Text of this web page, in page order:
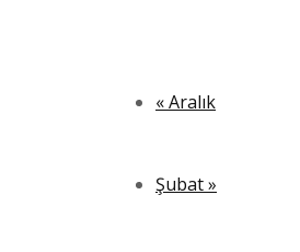
«Aralık
Şubat»